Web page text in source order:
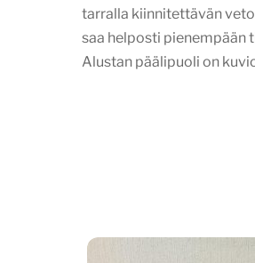
tarralla kiinnitettävän
saa helposti pienempään
Alustan päälipuoli on